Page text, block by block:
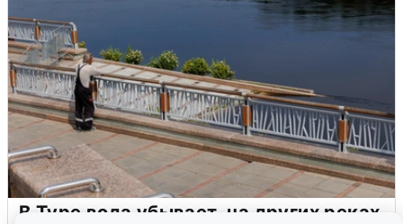
В Туре вода убывает, на других реках